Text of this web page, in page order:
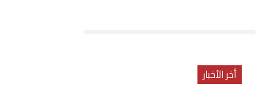
أخر الأخبار